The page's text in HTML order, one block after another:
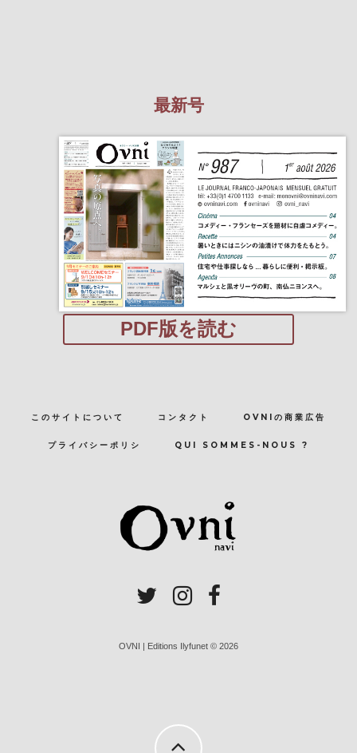
最新号
PDF版を読む
このサイトについて コンタクト OVNIの商業広告
プライバシーポリシ QUI SOMMES-NOUS ?
OVNI | Editions Ilyfunet © 2026